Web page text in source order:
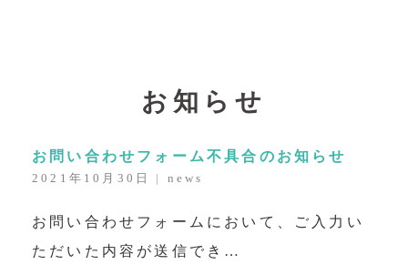
お知らせ
お問い合わせフォーム不具合のお知らせ
2021年10月30日 news
お問い合わせフォームにおいて、ご入力い
ただいた内容が送信でき…